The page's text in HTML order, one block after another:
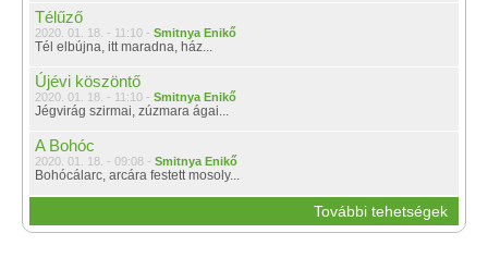
Télűző
2020. 01. 18. - 11:10 - Smitnya Enikő
Tél elbújna, itt maradna, ház...
Újévi köszöntő
2020. 01. 18. - 11:10 - Smitnya Enikő
Jégvirág szirmai, zúzmara ágai...
A Bohóc
2020. 01. 18. - 09:08 - Smitnya Enikő
Bohócálarc, arcára festett mosoly...
További tehetségek